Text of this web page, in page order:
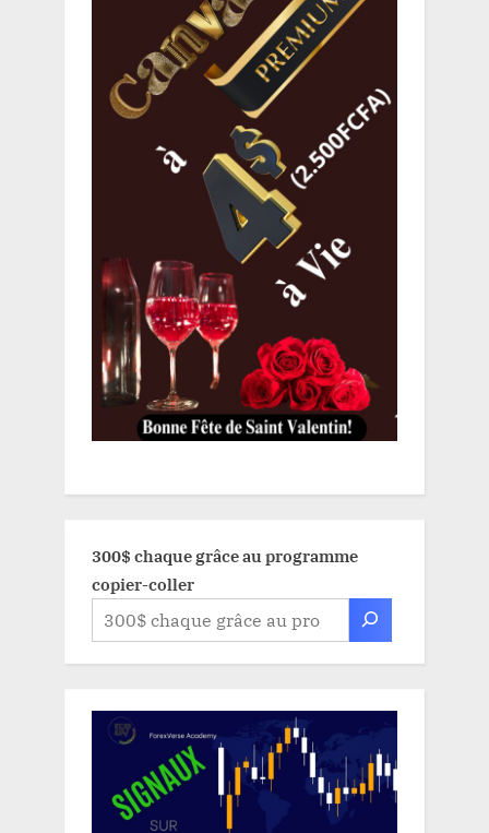
300$ chaque grâce au programme
copier-coller